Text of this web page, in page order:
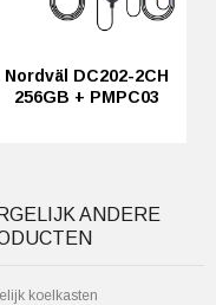
Nordväl DC202-2CH
256GB + PMPC03
ANDERE
koelkasten